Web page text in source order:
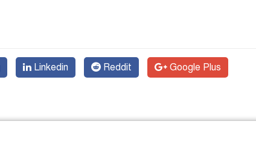
Linkedin Reddit Google Plus